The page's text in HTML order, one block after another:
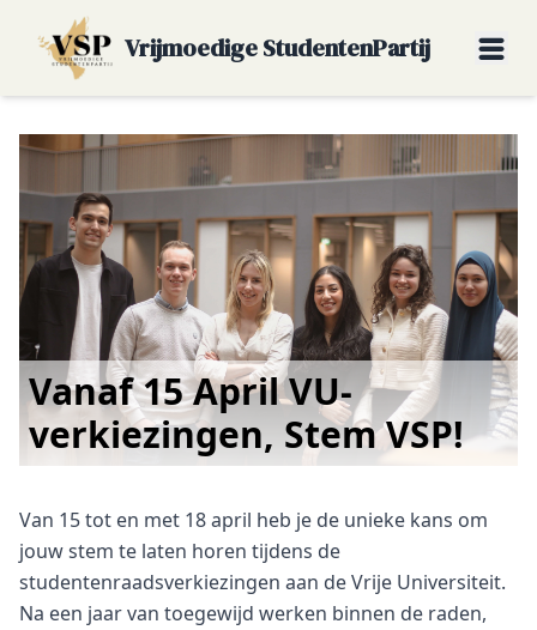
Vrijmoedige StudentenPartij
Vanaf 15 April VU-
verkiezingen, Stem VSP!
Van 15 tot en met 18 april heb je de unieke kans om
jouw stem te laten horen tijdens de
studentenraadsverkiezingen aan de Vrije Universiteit.
Na een jaar van toegewijd werken binnen de raden,